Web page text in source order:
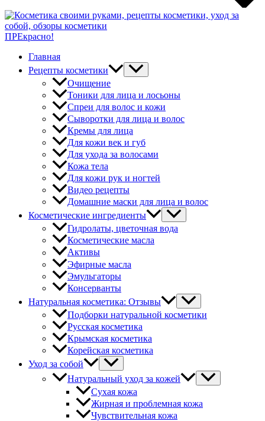
ПРЕкрасно!
Главная
Рецепты косметики
Очищение
Тоники для лица и лосьоны
Спреи для волос и кожи
Сыворотки для лица и волос
Кремы для лица
Для кожи век и губ
Для ухода за волосами
Кожа тела
Для кожи рук и ногтей
Видео рецепты
Домашние маски для лица и волос
Косметические ингредиенты
Гидролаты, цветочная вода
Косметические масла
Активы
Эфирные масла
Эмульгаторы
Консерванты
Натуральная косметика: Отзывы
Подборки натуральной косметики
Русская косметика
Крымская косметика
Корейская косметика
Уход за собой
Натуральный уход за кожей
Сухая кожа
Жирная и проблемная кожа
Чувствительная кожа